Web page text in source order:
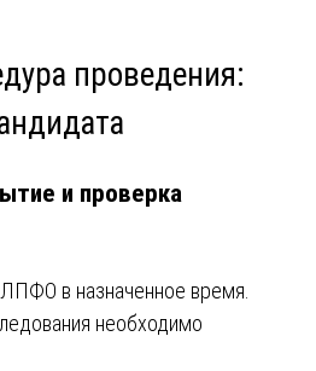
проведения:
и проверка
в назначенное время.
необходимо